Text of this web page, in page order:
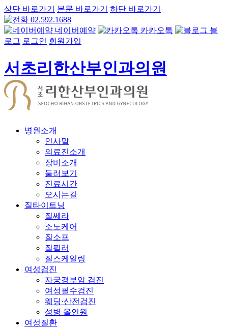
상단 바로가기 본문 바로가기
하단 바로가기
02.592.1688
네이버예약
카카오톡
블
로그 로그인 회원가입
서초리한산부인과의원
병원소개
인사말
의료진소개
장비소개
둘러보기
진료시간
오시는길
질타이트닝
질쎄라
소노케어
질소프
질필러
질스케일링
여성검진
자궁경부암 검진
여성필수검진
웨딩·산전검진
성병 올인원
여성질환